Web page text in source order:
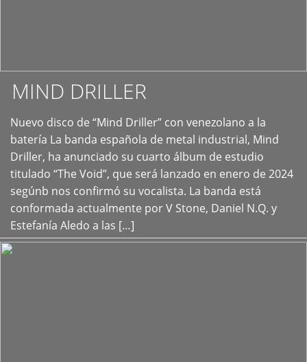
MIND DRILLER
Nuevo disco de “Mind Driller” con venezolano a la
batería La banda española de metal industrial, Mind
Driller, ha anunciado su cuarto álbum de estudio
titulado “The Void”, que será lanzado en enero de 2024
segúnb nos confirmó su vocalista. La banda está
conformada actualmente por V Stone, Daniel N.Q. y
Estefanía Aledo a las […]
+